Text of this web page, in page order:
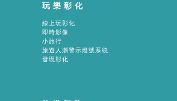
玩樂彰化
線上玩彰化
即時影像
小旅行
旅遊人潮警示燈號系統
發現彰化